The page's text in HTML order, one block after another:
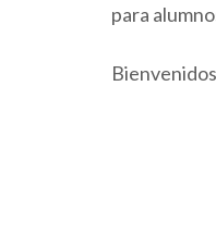
para